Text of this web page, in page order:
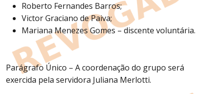
Roberto Fernandes Barros;
Victor Graciano de Paiva;
Mariana Menezes Gomes – discente voluntária.
Parágrafo Único – A coordenação do grupo será
exercida pela servidora Juliana Merlotti.